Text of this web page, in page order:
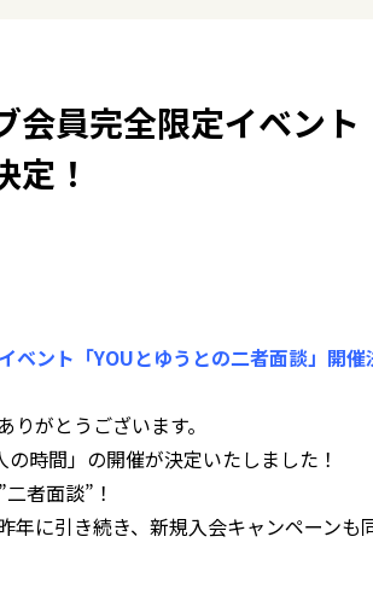
会員完全限定イベント
定！
ベント「YOUとゆうとの二者面談」開催
がとうございます。
時間」の開催が決定いたしました！
者面談”！
に引き続き、新規入会キャンペーンも